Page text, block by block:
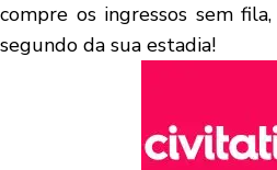
compre os ingressos sem
segundo da sua estadia!